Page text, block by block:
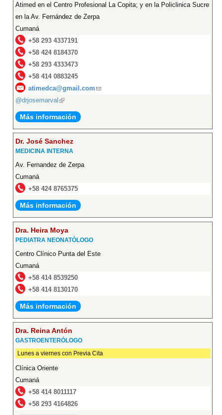
Atimed en el Centro Profesional La Copita; y en la Policlinica Sucre
en la Av. Fernández de Zerpa
Cumaná
+58 293 4337191
+58 424 8184370
+58 293 4333473
+58 414 0883245
atimedca@gmail.com (link
@drjosemarval (link
is
external)
Más información
Dr. José Sanchez
MEDICINA INTERNA
Av. Fernandez de Zerpa
Cumaná
+58 424 8765375
Más información
Dra. Heira Moya
PEDIATRA NEONATÓLOGO
Centro Clínico Punta del Este
Cumaná
+58 414 8539250
+58 414 8130170
Más información
Dra. Reina Antón
GASTROENTERÓLOGO
Lunes a viernes con Previa Cita
Clínica Oriente
Cumaná
+58 414 8011117
+58 293 4164826